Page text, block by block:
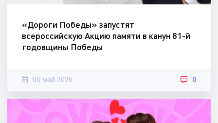
«Дороги Победы» запустят
всероссийскую Акцию памяти в канун 81-й
годовщины Победы
06 май 2026 0